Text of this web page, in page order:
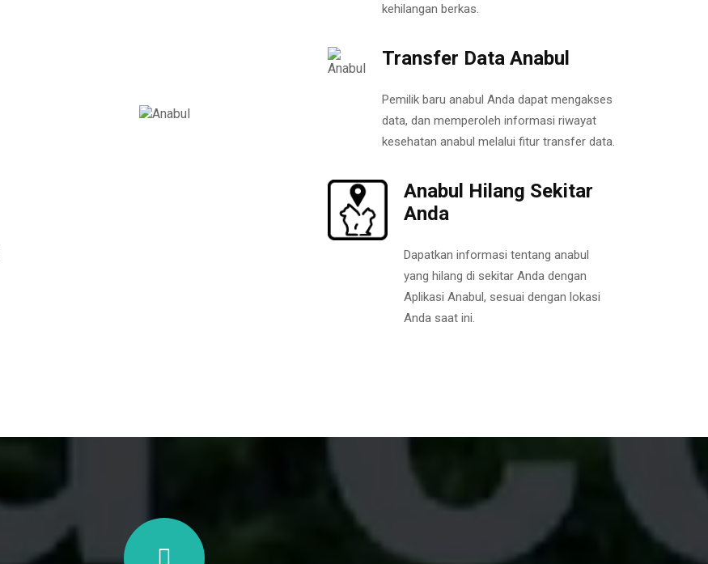
kehilangan berkas.
Transfer Data Anabul
Pemilik baru anabul Anda dapat mengakses
data, dan memperoleh informasi riwayat
kesehatan anabul melalui fitur transfer data.
Anabul Hilang Sekitar
Anda
Dapatkan informasi tentang anabul
yang hilang di sekitar Anda dengan
Aplikasi Anabul, sesuai dengan lokasi
Anda saat ini.